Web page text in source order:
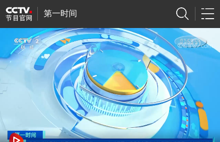
第一时间